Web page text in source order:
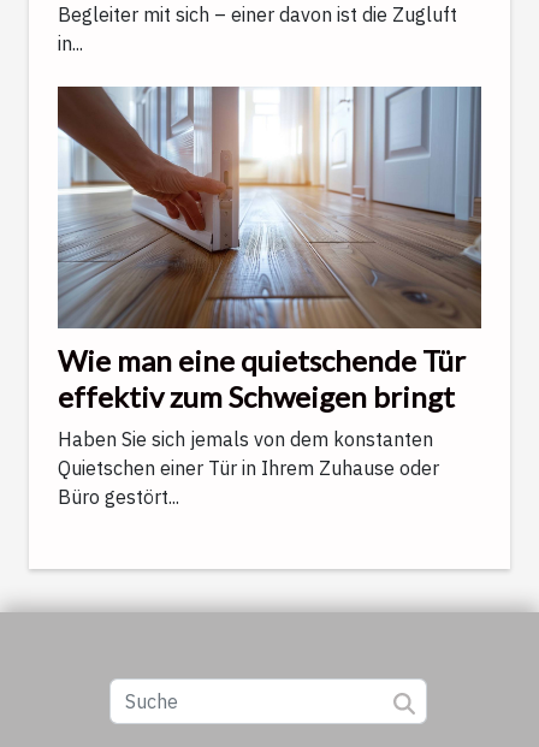
Begleiter mit sich – einer davon ist die Zugluft
in...
Wie man eine quietschende Tür
effektiv zum Schweigen bringt
Haben Sie sich jemals von dem konstanten
Quietschen einer Tür in Ihrem Zuhause oder
Büro gestört...